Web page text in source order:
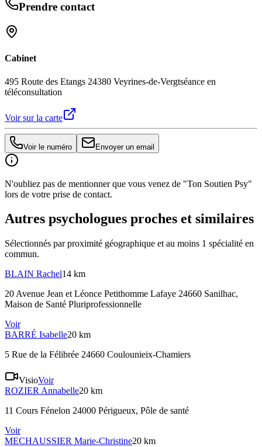
Prendre contact
Cabinet
495 Route des Etangs 24380 Veyrines-de-Vergtséance en
téléconsultation
Voir sur la carte
Voir le numéro Envoyer un email
N'oubliez pas de mentionner que vous venez de "Ton Soutien Psy"
lors de votre prise de contact.
Autres psychologues proches et similaires
Sélectionnés par proximité géographique et au moins 1 spécialité en
commun.
BLAIN Rachel14 km
20 Avenue Jean et Léonce Petithomme Lafaye 24660 Sanilhac,
Maison de Santé Pluriprofessionnelle
Voir
BARRÉ Isabelle20 km
5 Rue de la Félibrée 24660 Coulounieix-Chamiers
VisioVoir
ROZIER Annabelle20 km
11 Cours Fénelon 24000 Périgueux, Pôle de santé
Voir
MECHAUSSIER Marie-Christine20 km